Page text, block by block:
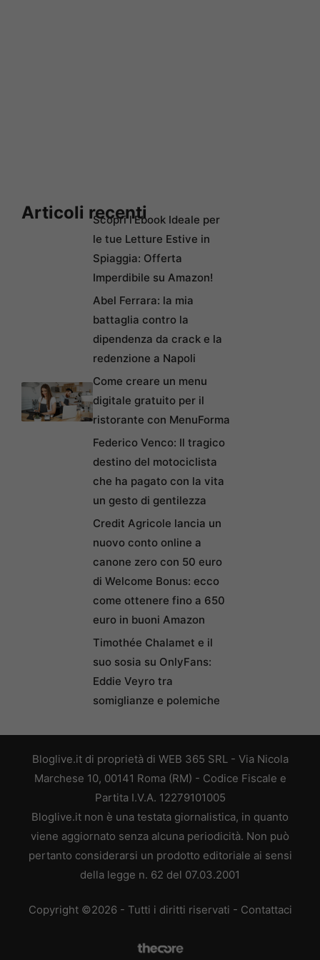
Articoli recentiScopri l’Ebook Ideale per
le tue Letture Estive in
Spiaggia: Offerta
Imperdibile su Amazon!
Abel Ferrara: la mia
battaglia contro la
dipendenza da crack e la
redenzione a Napoli
Come creare un menu
digitale gratuito per il
ristorante con MenuForma
Federico Venco: Il tragico
destino del motociclista
che ha pagato con la vita
un gesto di gentilezza
Credit Agricole lancia un
nuovo conto online a
canone zero con 50 euro
di Welcome Bonus: ecco
come ottenere fino a 650
euro in buoni Amazon
Timothée Chalamet e il
suo sosia su OnlyFans:
Eddie Veyro tra
somiglianze e polemiche
Bloglive.it di proprietà di WEB 365 SRL - Via Nicola
Marchese 10, 00141 Roma (RM) - Codice Fiscale e
Partita I.V.A. 12279101005
Bloglive.it non è una testata giornalistica, in quanto
viene aggiornato senza alcuna periodicità. Non può
pertanto considerarsi un prodotto editoriale ai sensi
della legge n. 62 del 07.03.2001
Copyright ©2026 - Tutti i diritti riservati - Contattaci